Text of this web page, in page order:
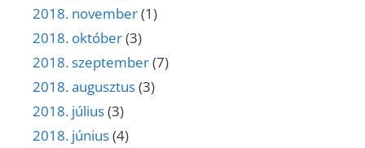
2018. november(1)
2018. október(3)
2018. szeptember(7)
2018. augusztus(3)
2018. július(3)
2018. június(4)